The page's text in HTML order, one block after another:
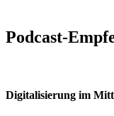
Podcast-
Digitalisierung im